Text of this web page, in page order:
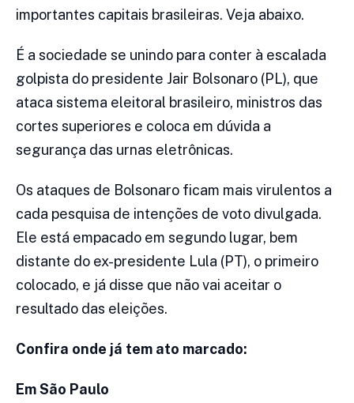
importantes capitais brasileiras. Veja abaixo.
É a sociedade se unindo para conter à escalada
golpista do presidente Jair Bolsonaro (PL), que
ataca sistema eleitoral brasileiro, ministros das
cortes superiores e coloca em dúvida a
segurança das urnas eletrônicas.
Os ataques de Bolsonaro ficam mais virulentos a
cada pesquisa de intenções de voto divulgada.
Ele está empacado em segundo lugar, bem
distante do ex-presidente Lula (PT), o primeiro
colocado, e já disse que não vai aceitar o
resultado das eleições.
Confira onde já tem ato marcado:
Em São Paulo